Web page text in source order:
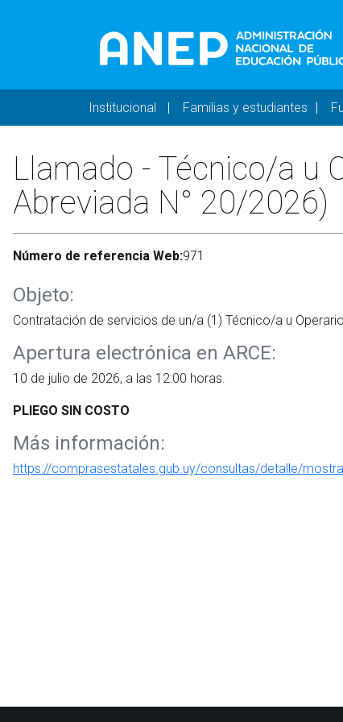
Navegación principal
Institucional Familias y estudiantes
Llamado - Técnico/a u
Abreviada N° 20/2026)
Número de referencia Web:971
Objeto:
Contratación de servicios de un/a (1) Técnico/a u
Apertura electrónica en ARCE:
10 de julio de 2026, a las 12:00 horas.
PLIEGO SIN COSTO
Más información:
https://comprasestatales.gub.uy/consultas/detalle/